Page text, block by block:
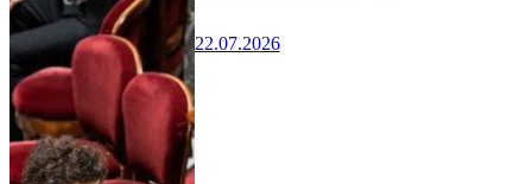
22.07.2026